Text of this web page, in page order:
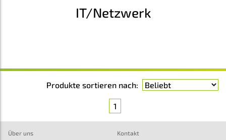
IT/Netzwerk
Produkte sortieren nach:
1
Über uns
Kontakt